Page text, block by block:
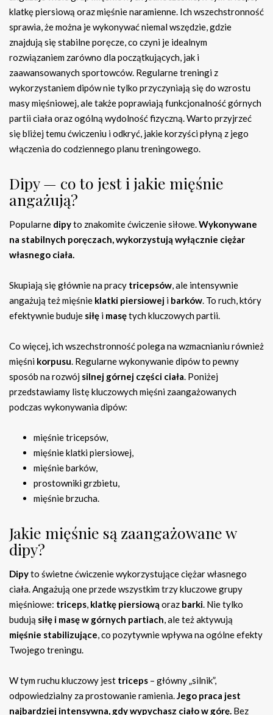
klatkę piersiową oraz mięśnie naramienne. Ich wszechstronność
sprawia, że można je wykonywać niemal wszędzie, gdzie
znajdują się stabilne poręcze, co czyni je idealnym
rozwiązaniem zarówno dla początkujących, jak i
zaawansowanych sportowców. Regularne treningi z
wykorzystaniem dipów nie tylko przyczyniają się do wzrostu
masy mięśniowej, ale także poprawiają funkcjonalność górnych
partii ciała oraz ogólną wydolność fizyczną. Warto przyjrzeć
się bliżej temu ćwiczeniu i odkryć, jakie korzyści płyną z jego
włączenia do codziennego planu treningowego.
Dipy — co to jest i jakie mięśnie
angażują?
Popularne dipyto znakomite ćwiczenie siłowe.Wykonywane
na stabilnych poręczach, wykorzystują wyłącznie ciężar
własnego ciała.
Skupiają się głównie na pracy tricepsów, ale intensywnie
angażują też mięśnie klatki piersiowej i barków. To ruch, który
efektywnie buduje siłę i masętych kluczowych partii.
Co więcej, ich wszechstronność polega na wzmacnianiu również
mięśni korpusu. Regularne wykonywanie dipów to pewny
sposób na rozwój silnej górnej części ciała. Poniżej
przedstawiamy listę kluczowych mięśni zaangażowanych
podczas wykonywania dipów:
mięśnie tricepsów,
mięśnie klatki piersiowej,
mięśnie barków,
prostowniki grzbietu,
mięśnie brzucha.
Jakie mięśnie są zaangażowane w
dipy?
Dipyto świetne ćwiczenie wykorzystujące ciężar własnego
ciała. Angażują one przede wszystkim trzy kluczowe grupy
mięśniowe: triceps, klatkę piersiową oraz barki. Nie tylko
budują siłę i masę w górnych partiach, ale też aktywują
mięśnie stabilizujące, co pozytywnie wpływa na ogólne efekty
Twojego treningu.
W tym ruchu kluczowy jest triceps – główny „silnik”,
odpowiedzialny za prostowanie ramienia.Jego praca jest
najbardziej intensywna, gdy wypychasz ciało w górę. Bez